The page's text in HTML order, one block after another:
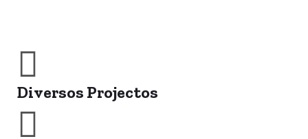
Diversos Projectos